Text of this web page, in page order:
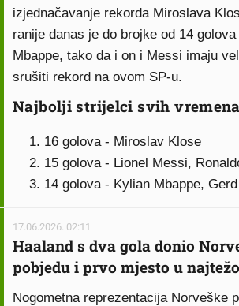
izjednačavanje rekorda Miroslava
ranije danas je do brojke od 14
Mbappe, tako da i on i Messi imaju
srušiti rekord na ovom SP-u.
Najbolji strijelci svih
16 golova - Miroslav Klose
15 golova - Lionel Messi,
14 golova - Kylian Mbappe,
17.06.2026. 02:11
Haaland s dva gola donio
pobjedu i prvo mjesto u
Nogometna reprezentacija Norveške